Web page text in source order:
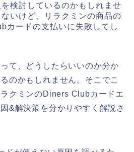
検討しているのかもしれませ
いけど、リラクミンの商品の
カードの支払いに失敗してし
て、どうしたらいいのか分か
のかもしれません。そこでこ
クミンのDiners Clubカードエ
&解決策を分かりやすく解説さ